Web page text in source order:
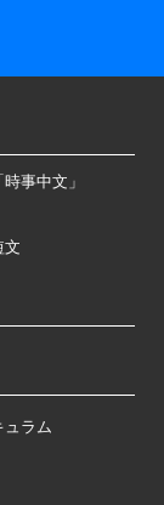
事中文」
文
ュラム